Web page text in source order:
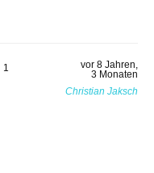
1
vor 8 Jahren,
3 Monaten
Christian Jaksch